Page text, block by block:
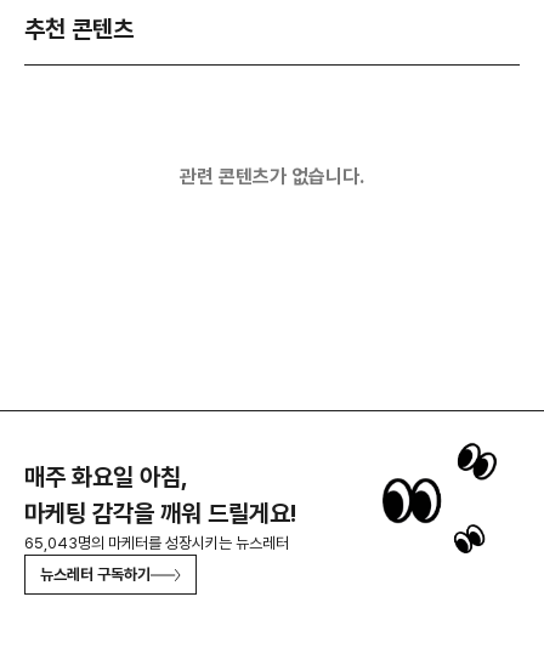
추천 콘텐츠
관련 콘텐츠가 없습니다.
매주 화요일 아침,
마케팅 감각을 깨워 드릴게요!
65,043명의 마케터를 성장시키는 뉴스레터
뉴스레터 구독하기